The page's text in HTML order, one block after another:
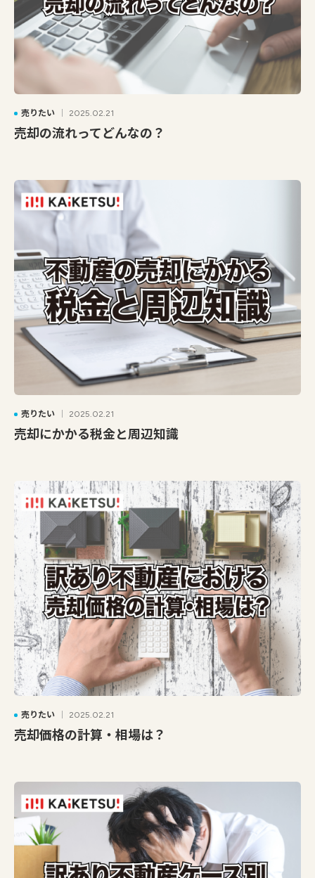
売りたい 2025.02.21
売却の流れってどんなの？
売りたい 2025.02.21
売却にかかる税金と周辺知識
売りたい 2025.02.21
売却価格の計算・相場は？